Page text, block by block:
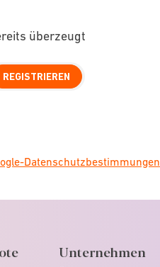
überzeugt
REGISTRIEREN
Datenschutzbestimmungen
Unternehmen